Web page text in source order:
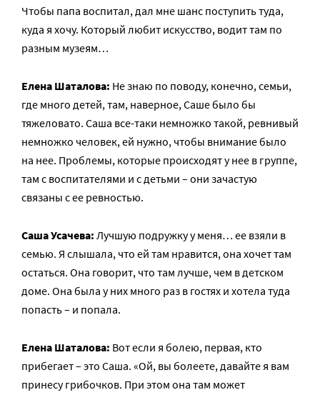
Чтобы папа воспитал, дал мне шанс поступить туда,
куда я хочу. Который любит искусство, водит там по
разным музеям…
Елена Шаталова: Не знаю по поводу, конечно, семьи,
где много детей, там, наверное, Саше было бы
тяжеловато. Саша все-таки немножко такой, ревнивый
немножко человек, ей нужно, чтобы внимание было
на нее. Проблемы, которые происходят у нее в группе,
там с воспитателями и с детьми – они зачастую
связаны с ее ревностью.
Саша Усачева: Лучшую подружку у меня… ее взяли в
семью. Я слышала, что ей там нравится, она хочет там
остаться. Она говорит, что там лучше, чем в детском
доме. Она была у них много раз в гостях и хотела туда
попасть – и попала.
Елена Шаталова: Вот если я болею, первая, кто
прибегает – это Саша. «Ой, вы болеете, давайте я вам
принесу грибочков. При этом она там может